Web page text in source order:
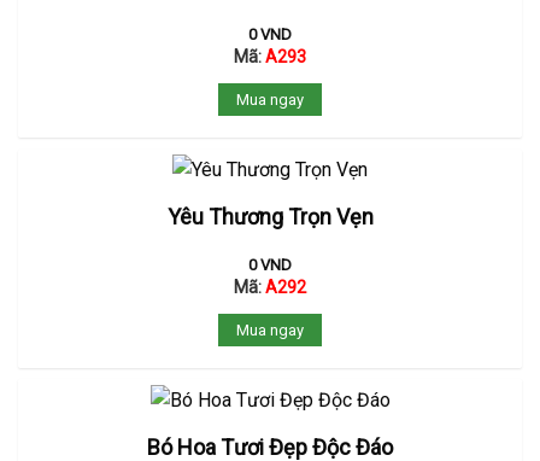
0VND
Mã:A293
Mua ngay
Yêu Thương Trọn Vẹn
0VND
Mã:A292
Mua ngay
Bó Hoa Tươi Đẹp Độc Đáo